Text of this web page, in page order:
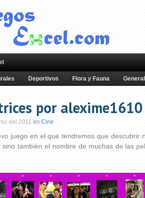
Deportivos Flora y Fauna
por alexime1610
del 2011 en Cine
juego en el que tendremos que descubrir
también el nombre de muchas de las